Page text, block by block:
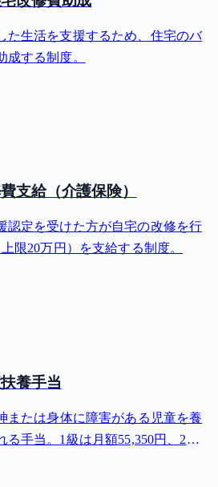
た生活を支援するため、住宅のバ
成する制度。
支給（介護保険）
認定を受けた方が自宅の改修を行
限20万円）を支給する制度。
養手当
または身体に障害がある児童を養
る手当。1級は月額55,350円、2級